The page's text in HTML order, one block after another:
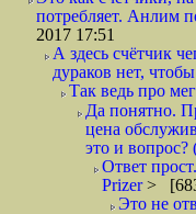
потребляет. Анлим
2017 17:51
А здесь счётчик
дураков нет,
Так ведь про
Да понятно.
цена
это и вопрос?
Ответ
Prizer>
Это не